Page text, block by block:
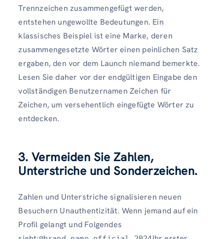
Trennzeichen zusammengefügt werden,
entstehen ungewollte Bedeutungen. Ein
klassisches Beispiel ist eine Marke, deren
zusammengesetzte Wörter einen peinlichen Satz
ergaben, den vor dem Launch niemand bemerkte.
Lesen Sie daher vor der endgültigen Eingabe den
vollständigen Benutzernamen Zeichen für
Zeichen, um versehentlich eingefügte Wörter zu
entdecken.
3. Vermeiden Sie Zahlen,
Unterstriche und Sonderzeichen.
Zahlen und Unterstriche signalisieren neuen
Besuchern Unauthentizität. Wenn jemand auf ein
Profil gelangt und Folgendes